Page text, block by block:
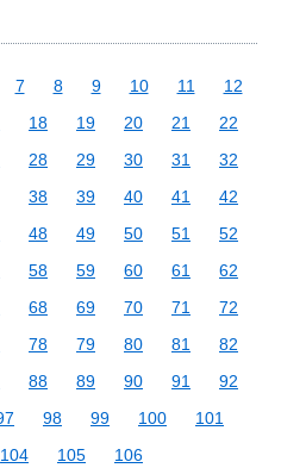
7 8 9 10 11
12
18 19 20 21
22
28 29 30 31
32
38 39 40 41
42
48 49 50 51
52
58 59 60 61
62
68 69 70 71
72
78 79 80 81
82
88 89 90 91
92
98 99 100
101
104 105 106